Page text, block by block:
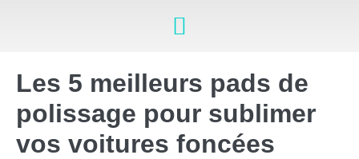
Les 5 meilleurs pads de
polissage pour sublimer
vos voitures foncées